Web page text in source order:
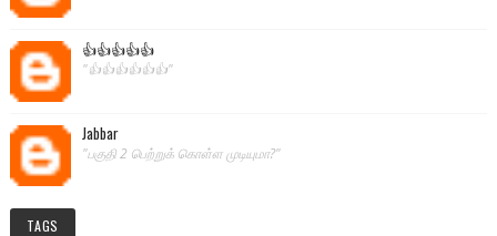
👍👍👍👍👍
"👍👍👍👍👍👍"
Jabbar
"பகுதி 2 பெற்றுக் கொள்ள முடியுமா?"
TAGS